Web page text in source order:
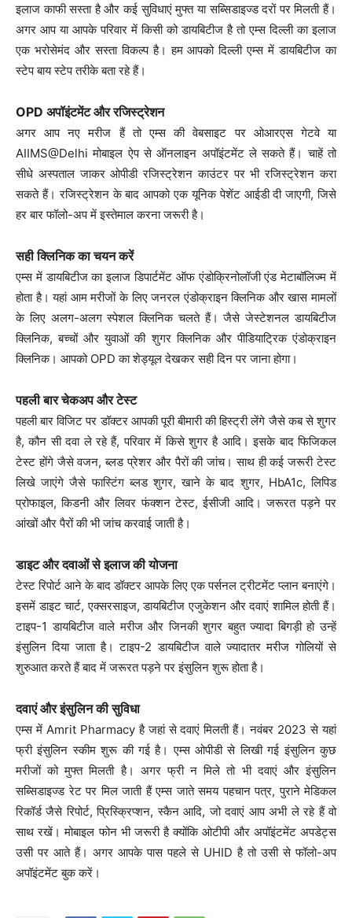
इलाज काफी सस्ता है और कई सुविधाएं मुफ्त या सब्सिडाइज्ड दरों पर मिलती हैं।
अगर आप या आपके परिवार में किसी को डायबिटीज है तो एम्स दिल्ली का इलाज
एक भरोसेमंद और सस्ता विकल्प है। हम आपको दिल्ली एम्स में डायबिटीज का
स्टेप बाय स्टेप तरीके बता रहे हैं।
OPD अपॉइंटमेंट और रजिस्ट्रेशन
अगर आप नए मरीज हैं तो एम्स की वेबसाइट पर ओआरएस गेटवे या
AIIMS@Delhi मोबाइल ऐप से ऑनलाइन अपॉइंटमेंट ले सकते हैं। चाहें तो
सीधे अस्पताल जाकर ओपीडी रजिस्ट्रेशन काउंटर पर भी रजिस्ट्रेशन करा
सकते हैं। रजिस्ट्रेशन के बाद आपको एक यूनिक पेशेंट आईडी दी जाएगी, जिसे
हर बार फॉलो-अप में इस्तेमाल करना जरूरी है।
सही क्लिनिक का चयन करें
एम्स में डायबिटीज का इलाज डिपार्टमेंट ऑफ एंडोक्रिनोलॉजी एंड मेटाबॉलिज्म में
होता है। यहां आम मरीजों के लिए जनरल एंडोक्राइन क्लिनिक और खास मामलों
के लिए अलग-अलग स्पेशल क्लिनिक चलते हैं। जैसे जेस्टेशनल डायबिटीज
क्लिनिक, बच्चों और युवाओं की शुगर क्लिनिक और पीडियाट्रिक एंडोक्राइन
क्लिनिक। आपको OPD का शेड्यूल देखकर सही दिन पर जाना होगा।
पहली बार चेकअप और टेस्ट
पहली बार विजिट पर डॉक्टर आपकी पूरी बीमारी की हिस्ट्री लेंगे जैसे कब से शुगर
है, कौन सी दवा ले रहे हैं, परिवार में किसे शुगर है आदि। इसके बाद फिजिकल
टेस्ट होंगे जैसे वजन, ब्लड प्रेशर और पैरों की जांच। साथ ही कई जरूरी टेस्ट
लिखे जाएंगे जैसे फास्टिंग ब्लड शुगर, खाने के बाद शुगर, HbA1c, लिपिड
प्रोफाइल, किडनी और लिवर फंक्शन टेस्ट, ईसीजी आदि। जरूरत पड़ने पर
आंखों और पैरों की भी जांच करवाई जाती है।
डाइट और दवाओं से इलाज की योजना
टेस्ट रिपोर्ट आने के बाद डॉक्टर आपके लिए एक पर्सनल ट्रीटमेंट प्लान बनाएंगे।
इसमें डाइट चार्ट, एक्सरसाइज, डायबिटीज एजुकेशन और दवाएं शामिल होती हैं।
टाइप-1 डायबिटीज वाले मरीज और जिनकी शुगर बहुत ज्यादा बिगड़ी हो उन्हें
इंसुलिन दिया जाता है। टाइप-2 डायबिटीज वाले ज्यादातर मरीज गोलियों से
शुरुआत करते हैं बाद में जरूरत पड़ने पर इंसुलिन शुरू होता है।
दवाएं और इंसुलिन की सुविधा
एम्स में Amrit Pharmacy है जहां से दवाएं मिलती हैं। नवंबर 2023 से यहां
फ्री इंसुलिन स्कीम शुरू की गई है। एम्स ओपीडी से लिखी गई इंसुलिन कुछ
मरीजों को मुफ्त मिलती है। अगर फ्री न मिले तो भी दवाएं और इंसुलिन
सब्सिडाइज्ड रेट पर मिल जाती हैं एम्स जाते समय पहचान पत्र, पुराने मेडिकल
रिकॉर्ड जैसे रिपोर्ट, प्रिस्क्रिप्शन, स्कैन आदि, जो दवाएं आप अभी ले रहे हैं वो
साथ रखें। मोबाइल फोन भी जरूरी है क्योंकि ओटीपी और अपॉइंटमेंट अपडेट्स
उसी पर आते हैं। अगर आपके पास पहले से UHID है तो उसी से फॉलो-अप
अपॉइंटमेंट बुक करें।